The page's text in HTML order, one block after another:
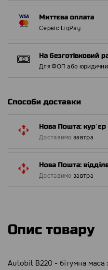
Миттєва оплата
Сервіс LiqPay
На безготівковий
Для ФОП або
Способи доставки
Нова Пошта: курʼєр
Доставимо завтра
Нова Пошта:
Доставимо завтра
Опис товару
Autobit В220 - бітумна маса